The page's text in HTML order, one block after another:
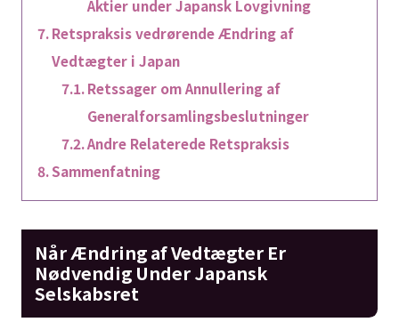
Aktier under Japansk Lovgivning
Retspraksis vedrørende Ændring af
Vedtægter i Japan
Retssager om Annullering af
Generalforsamlingsbeslutninger
Andre Relaterede Retspraksis
Sammenfatning
Når Ændring af Vedtægter Er
Nødvendig Under Japansk
Selskabsret